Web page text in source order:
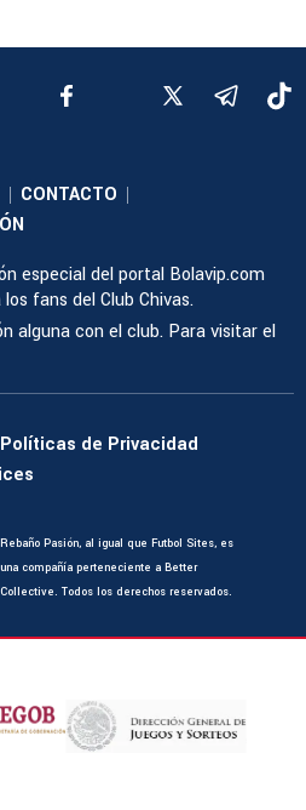
| CONTACTO |
especial del portal Bolavip.com
fans del Club Chivas.
alguna con el club. Para visitar el
Políticas de Privacidad
Rebaño Pasión, al igual que Futbol Sites, es
una compañía perteneciente a Better
Collective. Todos los derechos reservados.